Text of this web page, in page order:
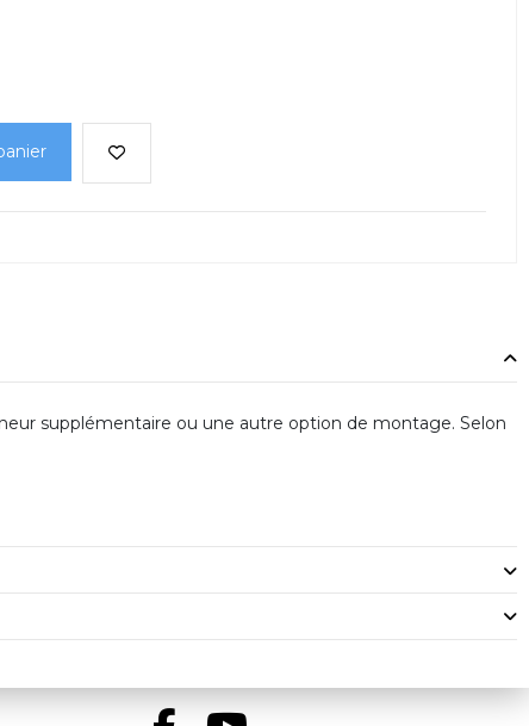
supplémentaire ou une autre option de montage. Selon